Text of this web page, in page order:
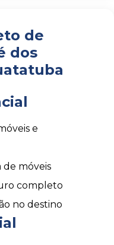
de
dos
e
móveis
completo
no destino